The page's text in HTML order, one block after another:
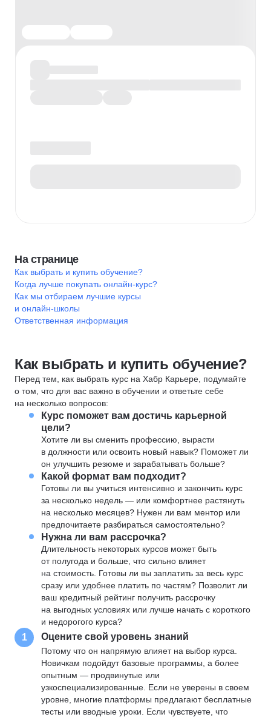
На странице
Как выбрать и купить обучение?
Когда лучше покупать онлайн-курс?
Как мы отбираем лучшие курсы
и онлайн-школы
Ответственная информация
Как выбрать и купить обучение?
Перед тем, как выбрать курс на Хабр Карьере, подумайте
о том, что для вас важно в обучении и ответьте себе
на несколько вопросов:
Курс поможет вам достичь карьерной
цели?
Хотите ли вы сменить профессию, вырасти
в должности или освоить новый навык? Поможет ли
он улучшить резюме и зарабатывать больше?
Какой формат вам подходит?
Готовы ли вы учиться интенсивно и закончить курс
за несколько недель — или комфортнее растянуть
на несколько месяцев? Нужен ли вам ментор или
предпочитаете разбираться самостоятельно?
Нужна ли вам рассрочка?
Длительность некоторых курсов может быть
от полугода и больше, что сильно влияет
на стоимость. Готовы ли вы заплатить за весь курс
сразу или удобнее платить по частям? Позволит ли
ваш кредитный рейтинг получить рассрочку
на выгодных условиях или лучше начать с короткого
и недорогого курса?
1 Оцените свой уровень знаний
Потому что он напрямую влияет на выбор курса.
Новичкам подойдут базовые программы, а более
опытным — продвинутые или
узкоспециализированные. Если не уверены в своем
уровне, многие платформы предлагают бесплатные
тесты или вводные уроки. Если чувствуете, что